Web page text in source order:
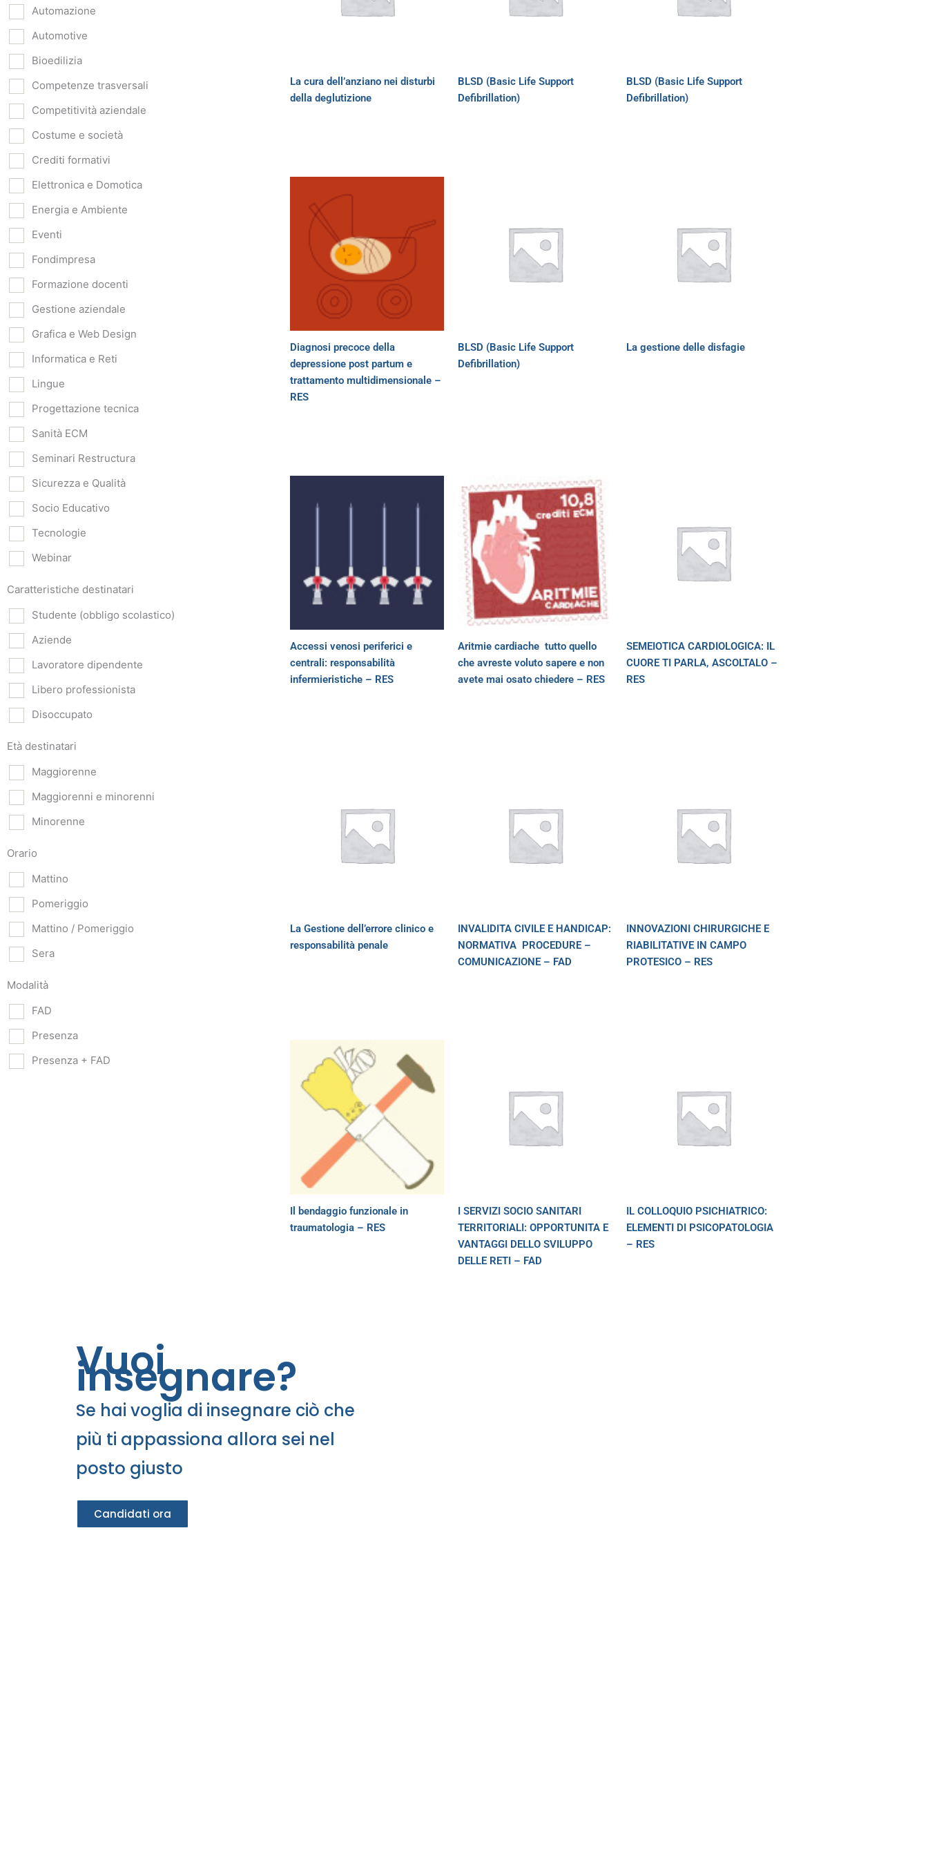
Automazione
Automotive
Bioedilizia
Competenze trasversali
Competitività aziendale
Costume e società
Crediti formativi
Elettronica e Domotica
Energia e Ambiente
Eventi
Fondimpresa
Formazione docenti
Gestione aziendale
Grafica e Web Design
Informatica e Reti
Lingue
Progettazione tecnica
Sanità ECM
Seminari Restructura
Sicurezza e Qualità
Socio Educativo
Tecnologie
Webinar
Caratteristiche destinatari
Studente (obbligo scolastico)
Aziende
Lavoratore dipendente
Libero professionista
Disoccupato
Età destinatari
Maggiorenne
Maggiorenni e minorenni
Minorenne
Orario
Mattino
Pomeriggio
Mattino / Pomeriggio
Sera
Modalità
FAD
Presenza
Presenza + FAD
La cura dell’anziano nei disturbi
della deglutizione
BLSD (Basic Life Support
Defibrillation)
BLSD (Basic Life Support
Defibrillation)
Diagnosi precoce della
depressione post partum e
trattamento multidimensionale –
RES
BLSD (Basic Life Support
Defibrillation)
La gestione delle disfagie
Accessi venosi periferici e
centrali: responsabilità
infermieristiche – RES
Aritmie cardiache  tutto quello
che avreste voluto sapere e non
avete mai osato chiedere – RES
SEMEIOTICA CARDIOLOGICA: IL
CUORE TI PARLA, ASCOLTALO –
RES
La Gestione dell’errore clinico e
responsabilità penale
INVALIDITA CIVILE E HANDICAP:
NORMATIVA  PROCEDURE –
COMUNICAZIONE – FAD
INNOVAZIONI CHIRURGICHE E
RIABILITATIVE IN CAMPO
PROTESICO – RES
Il bendaggio funzionale in
traumatologia – RES
I SERVIZI SOCIO SANITARI
TERRITORIALI: OPPORTUNITA E
VANTAGGI DELLO SVILUPPO
DELLE RETI – FAD
IL COLLOQUIO PSICHIATRICO:
ELEMENTI DI PSICOPATOLOGIA
– RES
Vuoi
insegnare?
Se hai voglia di insegnare ciò che
più ti appassiona allora sei nel
posto giusto
Candidati ora